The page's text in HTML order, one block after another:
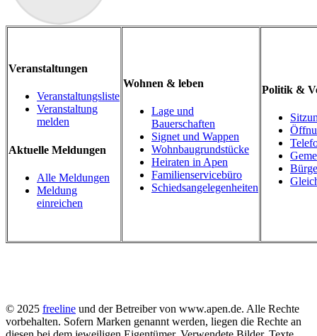
Veranstaltungen
Veranstaltungsliste
Veranstaltung
melden
Aktuelle Meldungen
Alle Meldungen
Meldung
einreichen
Wohnen & leben
Lage und
Bauerschaften
Signet und Wappen
Wohnbaugrundstücke
Heiraten in Apen
Familienservicebüro
Schiedsangelegenheiten
Politik &
© 2025 freeline und der Betreiber von www.apen.de. Alle Rechte
vorbehalten. Sofern Marken genannt werden, liegen die Rechte an